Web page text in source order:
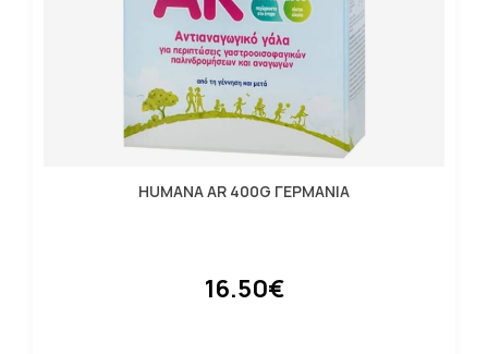
HUMANA AR 400G ΓΕΡΜΑΝΙΑ
16.50€